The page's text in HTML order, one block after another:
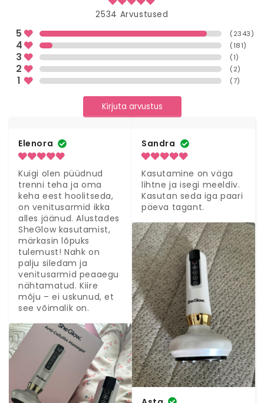
2534 Arvustused
5 (2343)
4 (181)
3 (1)
2 (2)
1 (7)
Kirjuta arvustus
Elenora
Kuigi olen püüdnud
trenni teha ja oma
keha eest hoolitseda,
on venitusarmid ikka
alles jäänud. Alustades
SheGlow kasutamist,
märkasin lõpuks
tulemust! Nahk on
palju siledam ja
venitusarmid peaaegu
nähtamatud. Kiire
mõju – ei uskunud, et
see võimalik on.
Sandra
Kasutamine on väga
lihtne ja isegi meeldiv.
Kasutan seda iga paari
päeva tagant.